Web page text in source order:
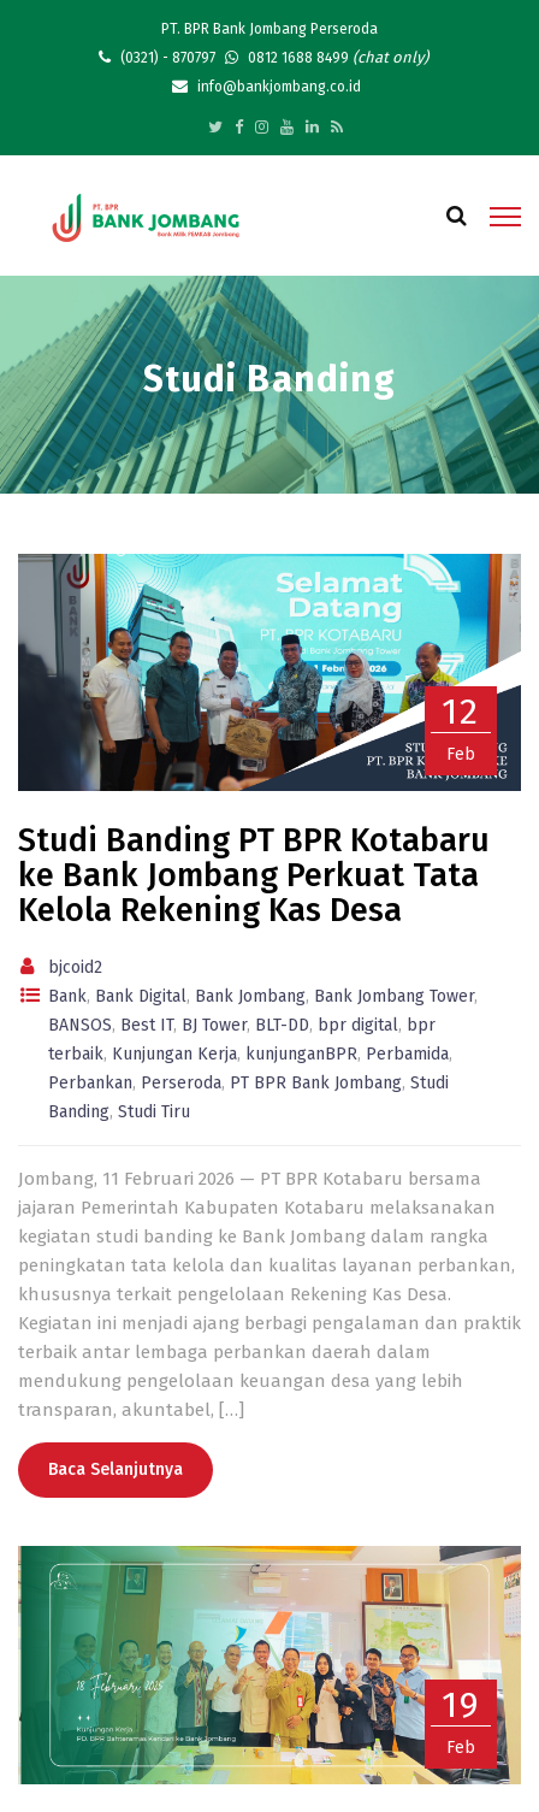
PT. BPR Bank Jombang Perseroda
(0321) - 870797
0812 1688 8499 (chat only)
info@bankjombang.co.id
Studi Banding
12
Feb
Studi Banding PT BPR Kotabaru
ke Bank Jombang Perkuat Tata
Kelola Rekening Kas Desa
bjcoid2
Bank, Bank Digital, Bank Jombang, Bank Jombang Tower,
BANSOS, Best IT, BJ Tower, BLT-DD, bpr digital, bpr
terbaik, Kunjungan Kerja, kunjunganBPR, Perbamida,
Perbankan, Perseroda, PT BPR Bank Jombang, Studi
Banding, Studi Tiru
Jombang, 11 Februari 2026 — PT BPR Kotabaru bersama
jajaran Pemerintah Kabupaten Kotabaru melaksanakan
kegiatan studi banding ke Bank Jombang dalam rangka
peningkatan tata kelola dan kualitas layanan perbankan,
khususnya terkait pengelolaan Rekening Kas Desa.
Kegiatan ini menjadi ajang berbagi pengalaman dan praktik
terbaik antar lembaga perbankan daerah dalam
mendukung pengelolaan keuangan desa yang lebih
transparan, akuntabel, […]
Baca Selanjutnya
19
Feb